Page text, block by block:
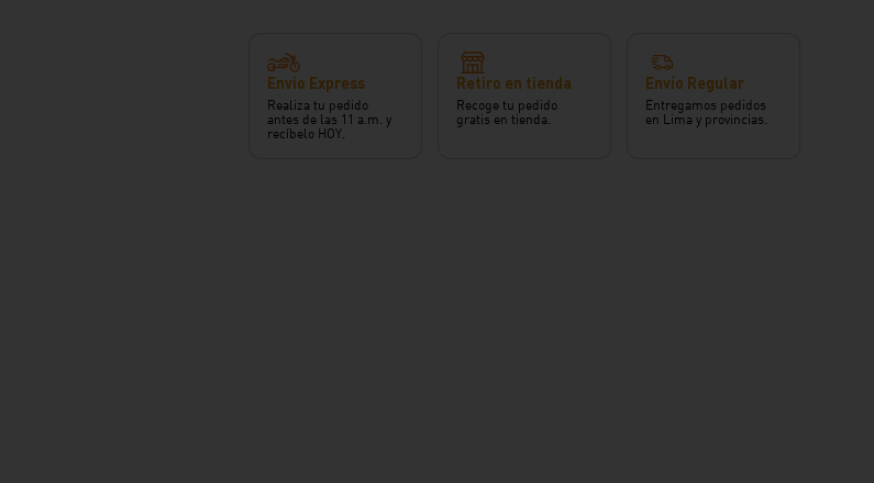
Envío Express
Realiza tu pedido
antes de las 11 a.m. y
recíbelo HOY.
Retiro en tienda
Recoge tu pedido
gratis en tienda.
Envío Regular
Entregamos pedidos
en Lima y provincias.